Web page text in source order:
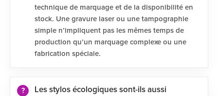
technique de marquage et de la disponibilité en
stock. Une gravure laser ou une tampographie
simple n’impliquent pas les mêmes temps de
production qu’un marquage complexe ou une
fabrication spéciale.
Les stylos écologiques sont-ils aussi